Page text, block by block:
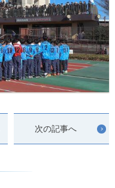
次の記事へ